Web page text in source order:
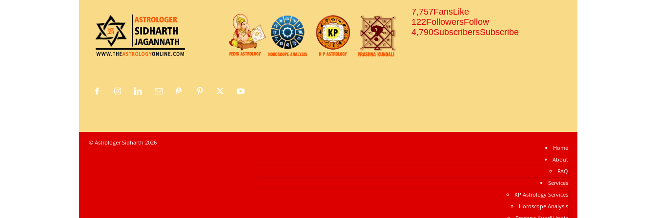
7,757FansLike
122FollowersFollow
4,790SubscribersSubscribe
Home
About
FAQ
Services
KP Astrology Services
Horoscope Analysis
© Astrologer Sidharth 2026